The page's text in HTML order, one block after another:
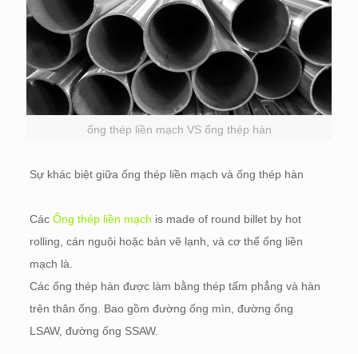
ống thép liền mạch VS ống thép hàn
Sự khác biệt giữa ống thép liền mạch và ống thép hàn
Các Ống thép liền mạch is made of round billet by hot
rolling , cán nguội hoặc bản vẽ lạnh, và cơ thể ống liền
mạch là.
Các ống thép hàn được làm bằng thép tấm phẳng và hàn
trên thân ống. Bao gồm đường ống mìn, đường ống
LSAW, đường ống SSAW.